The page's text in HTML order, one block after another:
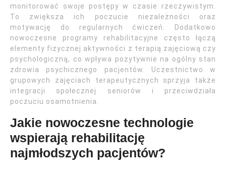
monitorować swoje postępy w czasie rzeczywistym.
To zwiększa ich poczucie niezależności oraz
motywację do regularnych ćwiczeń. Dodatkowo
nowoczesne programy rehabilitacyjne często łączą
elementy fizycznej aktywności z terapią zajęciową czy
psychologiczną, co wpływa pozytywnie na ogólny stan
zdrowia psychicznego pacjentów. Uczestnictwo w
grupowych zajęciach terapeutycznych sprzyja także
integracji społecznej seniorów i przeciwdziała
poczuciu osamotnienia.
Jakie nowoczesne technologie
wspierają rehabilitację
najmłodszych pacjentów?